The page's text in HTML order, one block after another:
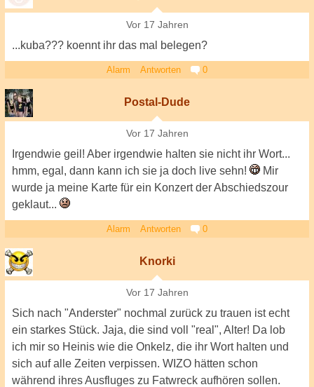
Vor 17 Jahren
...kuba??? koennt ihr das mal belegen?
Alarm Antworten 0
Postal-Dude
Vor 17 Jahren
Irgendwie geil! Aber irgendwie halten sie nicht ihr Wort...
hmm, egal, dann kann ich sie ja doch live sehn!
Mir
wurde ja meine Karte für ein Konzert der Abschiedszour
geklaut...
Alarm Antworten 0
Knorki
Vor 17 Jahren
Sich nach "Anderster" nochmal zurück zu trauen ist echt
ein starkes Stück. Jaja, die sind voll "real", Alter! Da lob
ich mir so Heinis wie die Onkelz, die ihr Wort halten und
sich auf alle Zeiten verpissen. WIZO hätten schon
während ihres Ausfluges zu Fatwreck aufhören sollen.